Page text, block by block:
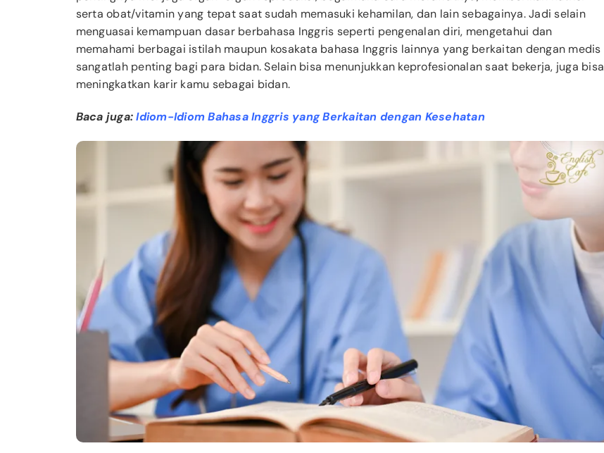
serta obat/vitamin yang tepat saat sudah memasuki kehamilan, dan lain sebagainya. Jadi selain
menguasai kemampuan dasar berbahasa Inggris seperti pengenalan diri, mengetahui dan
memahami berbagai istilah maupun kosakata bahasa Inggris lainnya yang berkaitan dengan medis
sangatlah penting bagi para bidan. Selain bisa menunjukkan keprofesionalan saat bekerja, juga bisa
meningkatkan karir kamu sebagai bidan.
Baca juga:Idiom-Idiom Bahasa Inggris yang Berkaitan dengan Kesehatan